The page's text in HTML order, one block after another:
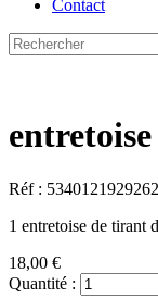
Contact
Réf : 5340121929262
1 entretoise de tirant
18,00 €
Quantité :